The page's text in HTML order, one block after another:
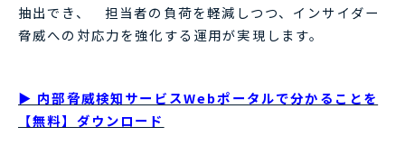
抽出でき、 担当者の負荷を軽減しつつ、インサイダー
脅威への対応力を強化する運用が実現します。
▶ 内部脅威検知サービスWebポータルで分かることを
【無料】ダウンロード